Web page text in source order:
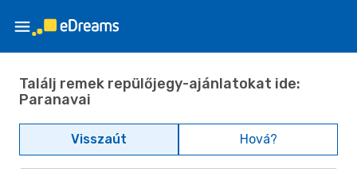
Találj remek repülőjegy-ajánlatokat ide:
Paranavai
Visszaút Hová?